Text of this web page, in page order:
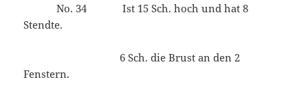
No. 34 Ist 15 Sch. hoch und hat 8
Stendte.
6 Sch. die Brust an den 2
Fenstern.